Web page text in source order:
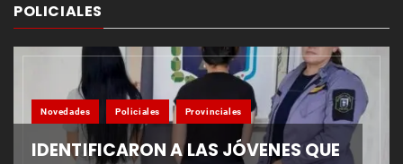
POLICIALES
Novedades Policiales Provinciales
IDENTIFICARON A LAS JÓVENES QUE